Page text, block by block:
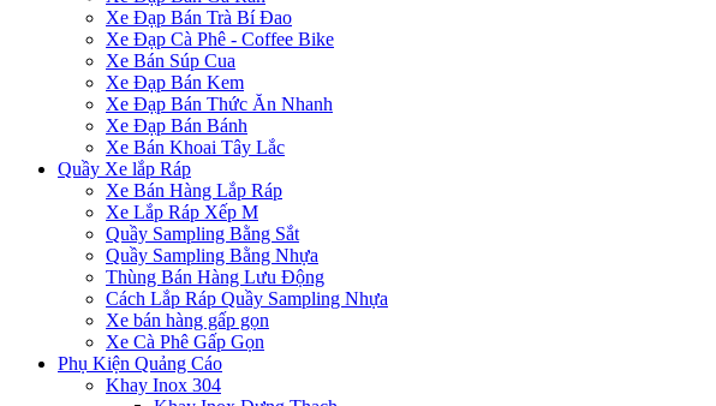
Xe Đạp Bán Trà Bí Đao
Xe Đạp Cà Phê - Coffee Bike
Xe Bán Súp Cua
Xe Đạp Bán Kem
Xe Đạp Bán Thức Ăn Nhanh
Xe Đạp Bán Bánh
Xe Bán Khoai Tây Lắc
Quầy Xe lắp Ráp
Xe Bán Hàng Lắp Ráp
Xe Lắp Ráp Xếp M
Quầy Sampling Bằng Sắt
Quầy Sampling Bằng Nhựa
Thùng Bán Hàng Lưu Động
Cách Lắp Ráp Quầy Sampling Nhựa
Xe bán hàng gấp gọn
Xe Cà Phê Gấp Gọn
Phụ Kiện Quảng Cáo
Khay Inox 304